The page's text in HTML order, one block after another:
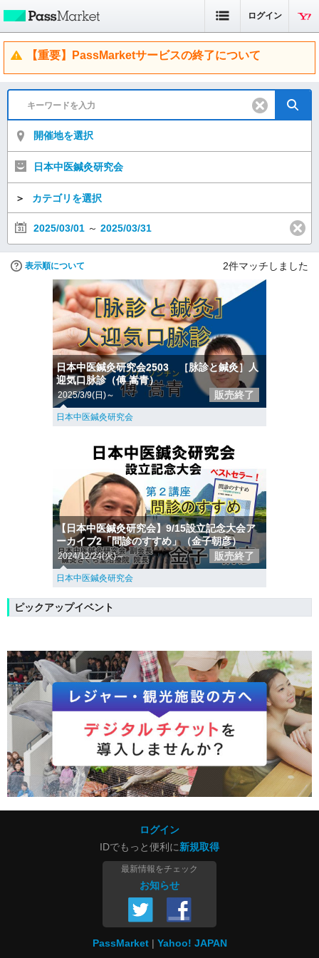
ログイン
【重要】PassMarketサービスの終了について
開催地を選択
日本中医鍼灸研究会
＞ カテゴリを選択
2025/03/01 ～ 2025/03/31
表示順について 2件マッチしました
日本中医鍼灸研究会2503 ［脉診と鍼灸］人
迎気口脉診（傅 嵩青）
2025/3/9(日)～ 販売終了
日本中医鍼灸研究会
【日本中医鍼灸研究会】9/15設立記念大会ア
ーカイブ2「問診のすすめ」（金子朝彦）
2024/12/24(火)～ 販売終了
日本中医鍼灸研究会
ピックアップイベント
ログイン
IDでもっと便利に新規取得
最新情報をチェック
お知らせ
PassMarket Yahoo! JAPAN